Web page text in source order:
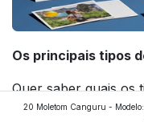
Os principais tipos
Quer saber quais os
aplicados nos
20 Moletom Canguru -